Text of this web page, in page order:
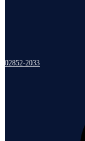
02852-2033